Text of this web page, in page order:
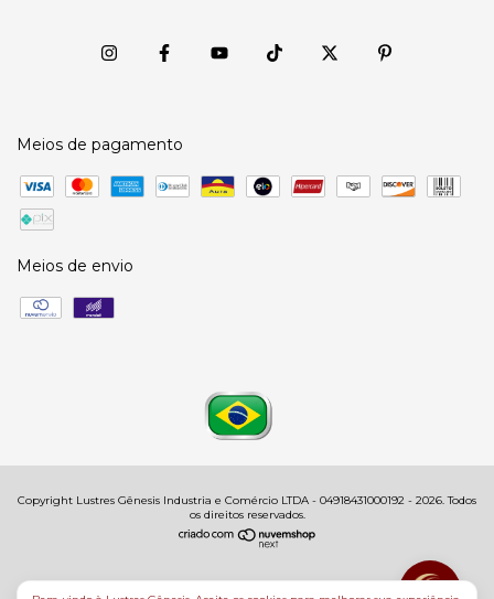
Meios de pagamento
Meios de envio
Copyright Lustres Gênesis Industria e Comércio LTDA - 04918431000192 - 2026. Todos
os direitos reservados.